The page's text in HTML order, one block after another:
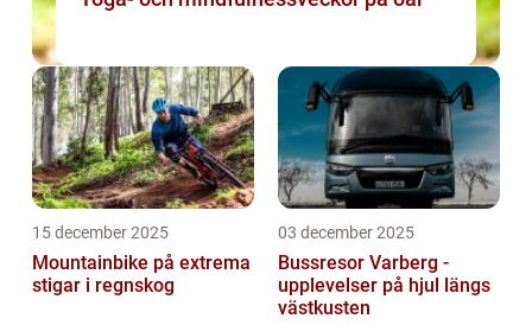
15 december 2025
Mountainbike på extrema
stigar i regnskog
03 december 2025
Bussresor Varberg -
upplevelser på hjul längs
västkusten